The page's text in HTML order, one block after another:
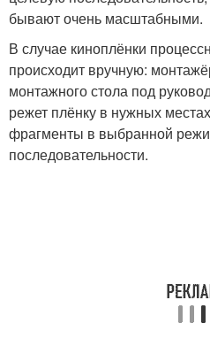
бывают очень масштабными.
В случае киноплёнки процесс
происходит вручную:
монтажного стола под
режет плёнку в нужных
фрагменты в выбранной
последовательности.